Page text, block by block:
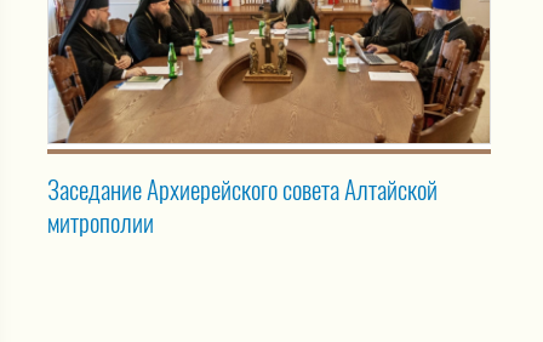
Заседание Архиерейского совета Алтайской
митрополии